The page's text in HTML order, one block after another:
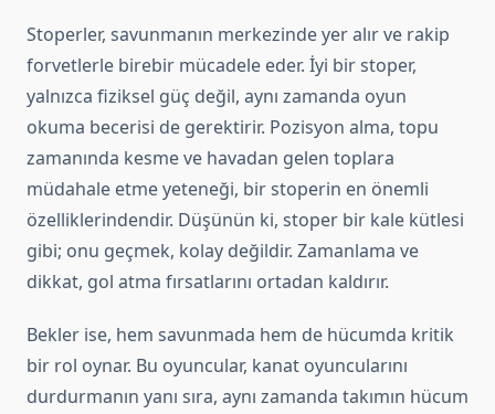
Stoperler, savunmanın merkezinde yer alır ve rakip
forvetlerle birebir mücadele eder. İyi bir stoper,
yalnızca fiziksel güç değil, aynı zamanda oyun
okuma becerisi de gerektirir. Pozisyon alma, topu
zamanında kesme ve havadan gelen toplara
müdahale etme yeteneği, bir stoperin en önemli
özelliklerindendir. Düşünün ki, stoper bir kale kütlesi
gibi; onu geçmek, kolay değildir. Zamanlama ve
dikkat, gol atma fırsatlarını ortadan kaldırır.
Bekler ise, hem savunmada hem de hücumda kritik
bir rol oynar. Bu oyuncular, kanat oyuncularını
durdurmanın yanı sıra, aynı zamanda takımın hücum